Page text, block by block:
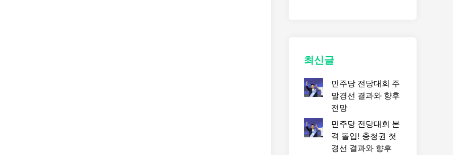
최신글
민주당 전당대회 주
말경선 결과와 향후
전망
민주당 전당대회 본
격 돌입! 충청권 첫
경선 결과와 향후